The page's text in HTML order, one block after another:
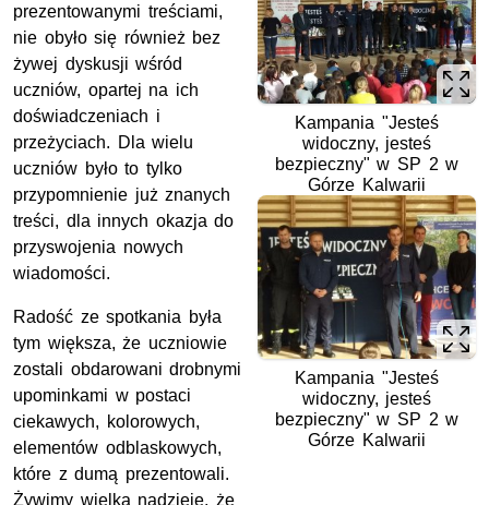
Kampania "Jesteś
widoczny, jesteś
bezpieczny" w SP 2 w
Górze Kalwarii
Kampania "Jesteś
widoczny, jesteś
bezpieczny" w SP 2 w
Górze Kalwarii
prezentowanymi treściami,
nie obyło się również bez
żywej dyskusji wśród
uczniów, opartej na ich
doświadczeniach i
przeżyciach. Dla wielu
uczniów było to tylko
przypomnienie już znanych
treści, dla innych okazja do
przyswojenia nowych
wiadomości.
Radość ze spotkania była
tym większa, że uczniowie
zostali obdarowani drobnymi
upominkami w postaci
ciekawych, kolorowych,
elementów odblaskowych,
które z dumą prezentowali.
Żywimy wielką nadzieję, że